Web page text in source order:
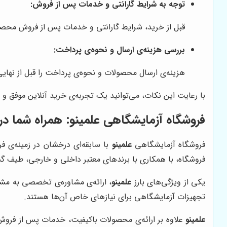
توجه به شرایط گارانتی و خدمات پس از فروش:
قبل از خرید، شرایط گارانتی و خدمات پس از فروش
بررسی هزینه‌ی ارسال و نحوه‌ی پرداخت:
هزینه‌ی ارسال محصولات و نحوه‌ی پرداخت را قبل از
با رعایت این نکات، می‌توانید یک تجربه‌ی خرید آنلاین
فروشگاه آزمایشگاهی علمینو: همراه شما
فروشگاه آزمایشگاهیعلمینو با سابقه‌ای درخشان در
فروشگاه، با همکاری با برندهای معتبر داخلی و خارجی،
یکی از ویژگی‌های بارز علمینو، ارائه‌ی مشاوره‌ی تخصصی به
تجهیزات آزمایشگاهی برای نیازهای خاص آن‌ها هستند.
علمینوعلاوه بر ارائه‌ی محصولات باکیفیت، خدمات پس از